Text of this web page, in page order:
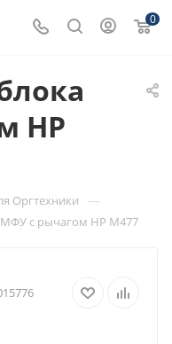
0
HP
Оргтехники —
с рычагом HP M477